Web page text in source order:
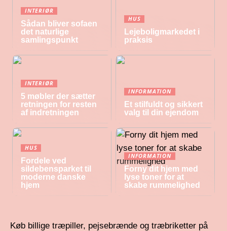
INTERIØR
Sådan bliver sofaen
det naturlige
samlingspunkt
HUS
Lejeboligmarkedet i
praksis
INTERIØR
5 møbler der sætter
retningen for resten
af indretningen
INFORMATION
Et stilfuldt og sikkert
valg til din ejendom
HUS
Fordele ved
sildebensparket til
moderne danske
hjem
INFORMATION
Forny dit hjem med
lyse toner for at
skabe rummelighed
Køb billige træpiller, pejsebrænde og træbriketter på